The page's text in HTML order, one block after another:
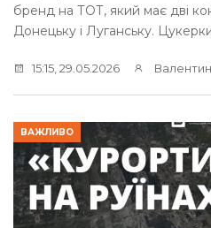
бренд на ТОТ, який має дві
Донецьку і Луганську.
15:15, 29.05.2026
ВАЖЛИВО